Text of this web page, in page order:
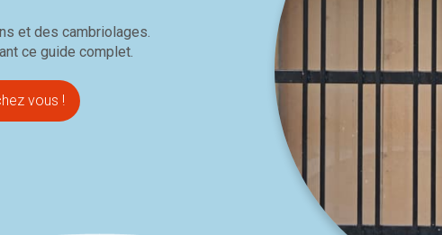
et des cambriolages.
ce guide complet.
vous !